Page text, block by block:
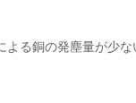
よる銅の発塵量が少な